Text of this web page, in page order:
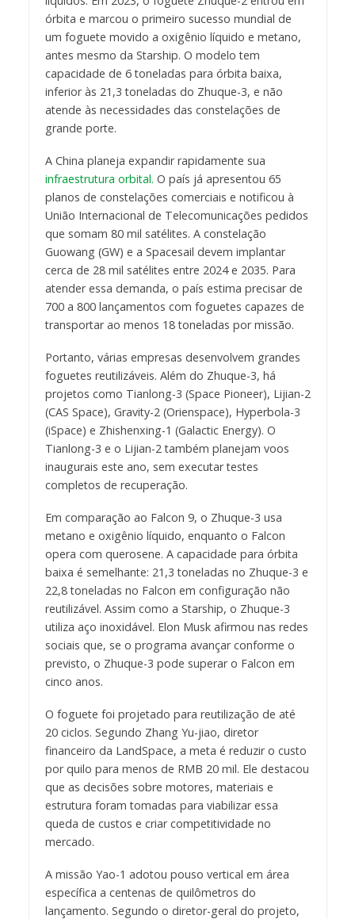
órbita e marcou o primeiro sucesso mundial de
um foguete movido a oxigênio líquido e metano,
antes mesmo da Starship. O modelo tem
capacidade de 6 toneladas para órbita baixa,
inferior às 21,3 toneladas do Zhuque-3, e não
atende às necessidades das constelações de
grande porte.
A China planeja expandir rapidamente sua
infraestrutura orbital. O país já apresentou 65
planos de constelações comerciais e notificou à
União Internacional de Telecomunicações pedidos
que somam 80 mil satélites. A constelação
Guowang (GW) e a Spacesail devem implantar
cerca de 28 mil satélites entre 2024 e 2035. Para
atender essa demanda, o país estima precisar de
700 a 800 lançamentos com foguetes capazes de
transportar ao menos 18 toneladas por missão.
Portanto, várias empresas desenvolvem grandes
foguetes reutilizáveis. Além do Zhuque-3, há
projetos como Tianlong-3 (Space Pioneer), Lijian-2
(CAS Space), Gravity-2 (Orienspace), Hyperbola-3
(iSpace) e Zhishenxing-1 (Galactic Energy). O
Tianlong-3 e o Lijian-2 também planejam voos
inaugurais este ano, sem executar testes
completos de recuperação.
Em comparação ao Falcon 9, o Zhuque-3 usa
metano e oxigênio líquido, enquanto o Falcon
opera com querosene. A capacidade para órbita
baixa é semelhante: 21,3 toneladas no Zhuque-3 e
22,8 toneladas no Falcon em configuração não
reutilizável. Assim como a Starship, o Zhuque-3
utiliza aço inoxidável. Elon Musk afirmou nas redes
sociais que, se o programa avançar conforme o
previsto, o Zhuque-3 pode superar o Falcon em
cinco anos.
O foguete foi projetado para reutilização de até
20 ciclos. Segundo Zhang Yu-jiao, diretor
financeiro da LandSpace, a meta é reduzir o custo
por quilo para menos de RMB 20 mil. Ele destacou
que as decisões sobre motores, materiais e
estrutura foram tomadas para viabilizar essa
queda de custos e criar competitividade no
mercado.
A missão Yao-1 adotou pouso vertical em área
específica a centenas de quilômetros do
lançamento. Segundo o diretor-geral do projeto,